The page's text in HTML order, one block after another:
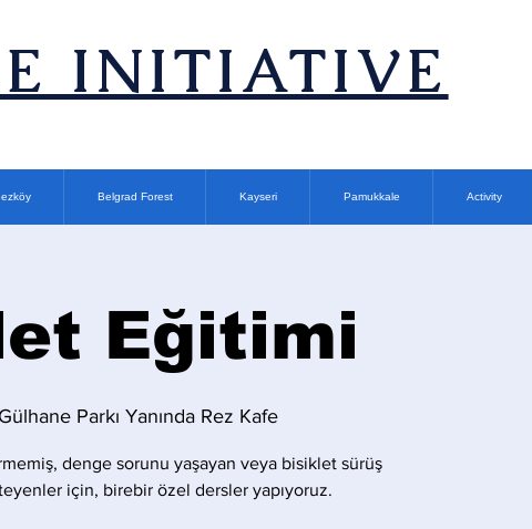
INITIATIVE
Belgrad Forest Kayseri Pamukkale Activity
Eğitimi
Gülhane Parkı Yanında Rez Kafe
denge sorunu yaşayan veya bisiklet sürüş
için, birebir özel dersler yapıyoruz.